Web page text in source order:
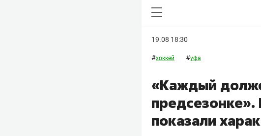
19.08 18:30
#хоккей #уфа
«Каждый
предсезонке».
показали